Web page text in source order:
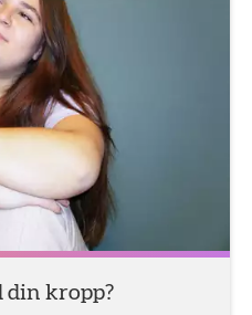
din kropp?